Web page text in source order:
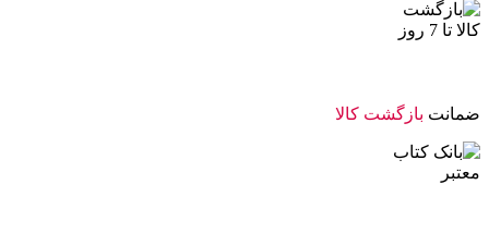
ضمانت بازگشت کالا